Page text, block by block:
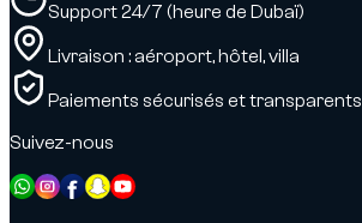
Support 24/7 (heure de Dubaï)
Livraison : aéroport, hôtel, villa
Paiements sécurisés et transparents
Suivez-nous